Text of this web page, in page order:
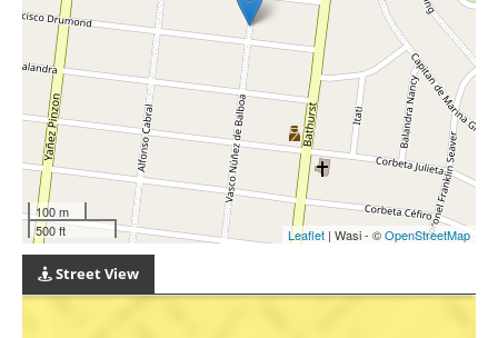
100 m
500 ft
Leaflet | Wasi - ©OpenStreetMap
Street View